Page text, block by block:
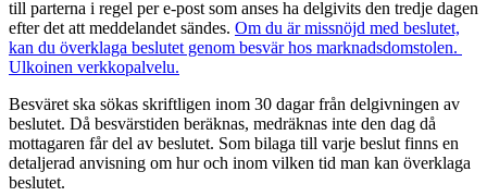
till parterna i regel per e-post som anses ha delgivits den tredje dagen
efter det att meddelandet sändes. Om du är missnöjd med beslutet,
kan du överklaga beslutet genom besvär hos marknadsdomstolen.
Ulkoinen verkkopalvelu.
Besväret ska sökas skriftligen inom 30 dagar från delgivningen av
beslutet. Då besvärstiden beräknas, medräknas inte den dag då
mottagaren får del av beslutet. Som bilaga till varje beslut finns en
detaljerad anvisning om hur och inom vilken tid man kan överklaga
beslutet.